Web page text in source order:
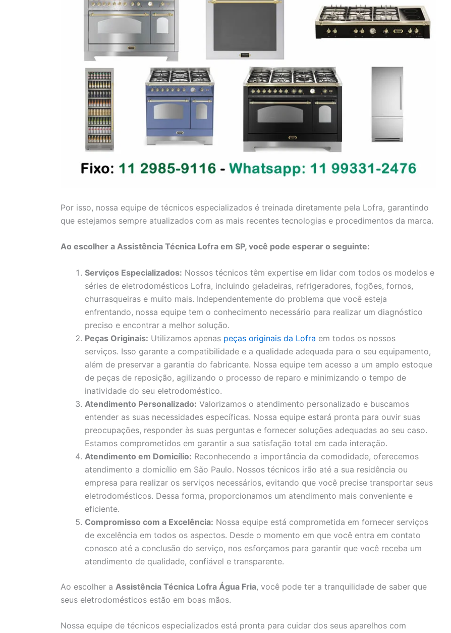
Por isso, nossa equipe de técnicos especializados é treinada diretamente pela Lofra, garantindo
que estejamos sempre atualizados com as mais recentes tecnologias e procedimentos da marca.
Ao escolher a Assistência Técnica Lofra em SP, você pode esperar o seguinte:
Serviços Especializados: Nossos técnicos têm expertise em lidar com todos os modelos e
séries de eletrodomésticos Lofra, incluindo geladeiras, refrigeradores, fogões, fornos,
churrasqueiras e muito mais. Independentemente do problema que você esteja
enfrentando, nossa equipe tem o conhecimento necessário para realizar um diagnóstico
preciso e encontrar a melhor solução.
Peças Originais: Utilizamos apenas peças originais da Lofra em todos os nossos
serviços. Isso garante a compatibilidade e a qualidade adequada para o seu equipamento,
além de preservar a garantia do fabricante. Nossa equipe tem acesso a um amplo estoque
de peças de reposição, agilizando o processo de reparo e minimizando o tempo de
inatividade do seu eletrodoméstico.
Atendimento Personalizado: Valorizamos o atendimento personalizado e buscamos
entender as suas necessidades específicas. Nossa equipe estará pronta para ouvir suas
preocupações, responder às suas perguntas e fornecer soluções adequadas ao seu caso.
Estamos comprometidos em garantir a sua satisfação total em cada interação.
Atendimento em Domicílio: Reconhecendo a importância da comodidade, oferecemos
atendimento a domicílio em São Paulo. Nossos técnicos irão até a sua residência ou
empresa para realizar os serviços necessários, evitando que você precise transportar seus
eletrodomésticos. Dessa forma, proporcionamos um atendimento mais conveniente e
eficiente.
Compromisso com a Excelência: Nossa equipe está comprometida em fornecer serviços
de excelência em todos os aspectos. Desde o momento em que você entra em contato
conosco até a conclusão do serviço, nos esforçamos para garantir que você receba um
atendimento de qualidade, confiável e transparente.
Ao escolher a Assistência Técnica Lofra Água Fria, você pode ter a tranquilidade de saber que
seus eletrodomésticos estão em boas mãos.
Nossa equipe de técnicos especializados está pronta para cuidar dos seus aparelhos com